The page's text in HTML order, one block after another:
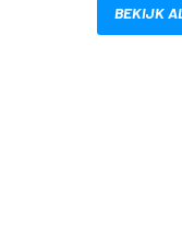
BEKIJK